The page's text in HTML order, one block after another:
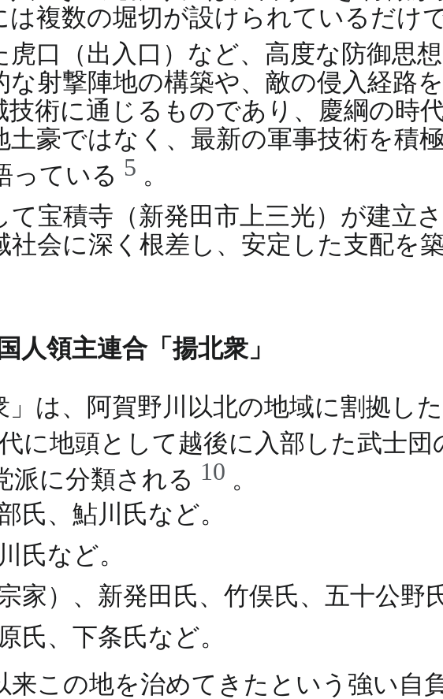
は複数の堀切が設けられているだけ
虎口（出入口）など、高度な防御思
な射撃陣地の構築や、敵の侵入経路
技術に通じるものであり、慶綱の時
豪ではなく、最新の軍事技術を積
っている 5 。
て宝積寺（新発田市上三光）が建立
社会に深く根差し、安定した支配を
領主連合「揚北衆」
は、阿賀野川以北の地域に割拠し
に地頭として越後に入部した武士
派に分類される 10 。
氏、鮎川氏など。
氏など。
家）、新発田氏、竹俣氏、五十公野
氏、下条氏など。
来この地を治めてきたという強い自